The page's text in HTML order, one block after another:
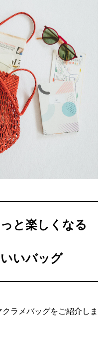
と楽しくなる
いバッグ
ラメバッグをご紹介しま